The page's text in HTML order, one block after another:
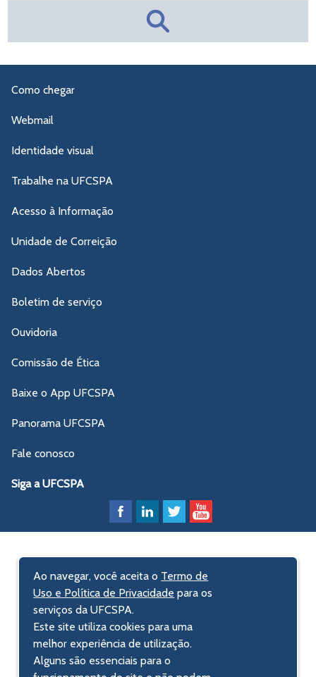
Como chegar
Webmail
Identidade visual
Trabalhe na UFCSPA
Acesso à Informação
Unidade de Correição
Dados Abertos
Boletim de serviço
Ouvidoria
Comissão de Ética
Baixe o App UFCSPA
Panorama UFCSPA
Fale conosco
Siga a UFCSPA
Ao navegar, você aceita o Termo de
Uso e Política de Privacidade para os
serviços da UFCSPA.
Este site utiliza cookies para uma
melhor experiência de utilização.
Alguns são essenciais para o